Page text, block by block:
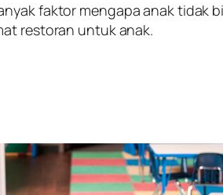
faktor mengapa anak tidak
restoran untuk anak.